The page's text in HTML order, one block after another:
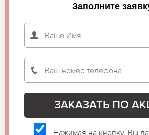
Заполните
Нажимая на кнопку, Вы